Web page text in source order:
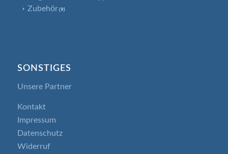
Zubehör (9)
SONSTIGES
Unsere Partner
Kontakt
Impressum
Datenschutz
Widerruf